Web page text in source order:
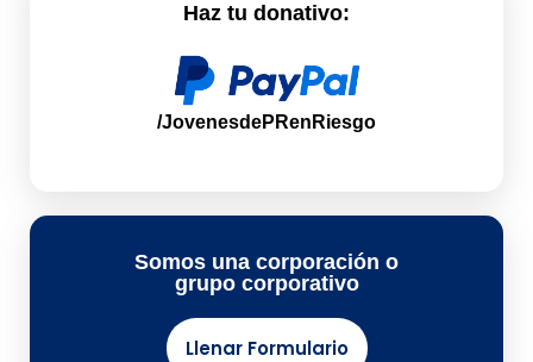
Haz tu donativo:
/JovenesdePRenRiesgo
Somos una corporación o
grupo corporativo
Llenar Formulario